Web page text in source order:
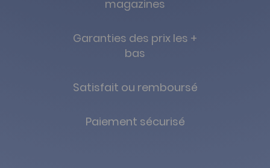
magazines
Garanties des prix les +
bas
Satisfait ou remboursé
Paiement sécurisé